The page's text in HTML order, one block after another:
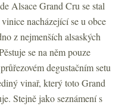
Alsace Grand Cru se stal
vinice nacházející se u obce
z nejmenších alsaských
se na něm pouze
degustačním setu
vinař, který toto Grand
Stejně jako seznámení s